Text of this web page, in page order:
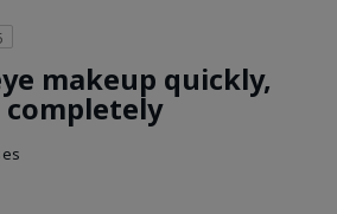
makeup quickly,
completely